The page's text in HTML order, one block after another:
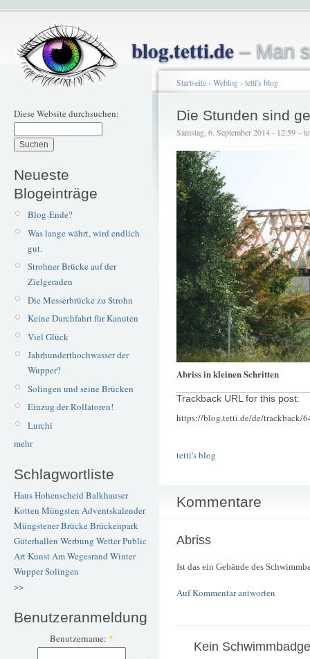
blog.tetti.de– Man
Diese Website durchsuchen:
Neueste
Blogeinträge
Blog-Ende?
Was lange währt, wird endlich
gut.
Strohner Brücke auf der
Zielgeraden
Die Messerbrücke zu Strohn
Keine Durchfahrt für Kanuten
Viel Glück
Jahrhunderthochwasser der
Wupper?
Solingen und seine Brücken
Einzug der Rollatoren!
Lurchi
mehr
Schlagwortliste
Haus Hohenscheid Balkhauser
Kotten Müngsten Adventskalender
Müngstener BrückeBrückenpark
Güterhallen Werbung WetterPublic
ArtKunstAm Wegesrand Winter
WupperSolingen
>>
Benutzeranmeldung
Benutzername: *
Startseite› Weblog› tetti's blog
Die Stunden sind
Samstag, 6. September 2014 - 12:59 –
Abriss in kleinen Schritten
Trackback URL for this post:
https://blog.tetti.de/de/trackback/
tetti's blog
Kommentare
Abriss
Ist das ein Gebäude des
Auf Kommentar antworten
Kein